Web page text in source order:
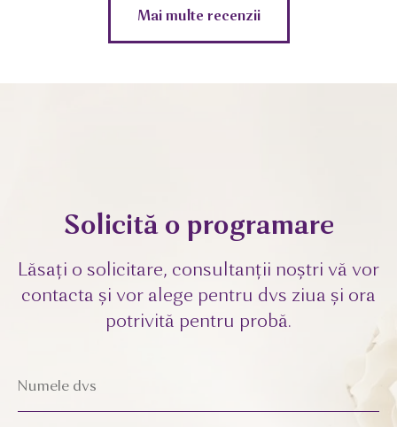
Mai multe recenzii
Solicită o programare
Lăsați o solicitare, consultanții noștri vă vor
contacta și vor alege pentru dvs ziua și ora
potrivită pentru probă.